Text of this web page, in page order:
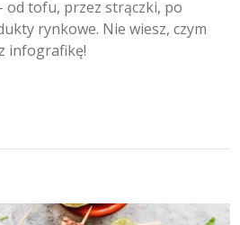
od tofu, przez strączki, po
rynkowe. Nie wiesz, czym
infografikę!